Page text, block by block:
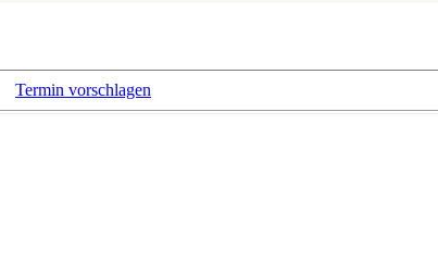
Termin vorschlagen